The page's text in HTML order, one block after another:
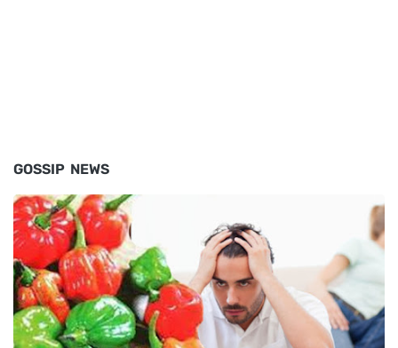
GOSSIP NEWS